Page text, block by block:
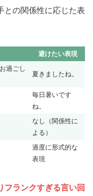
との関係性に応じた表
避けたい表現
過ごし
夏きましたね。
毎日暑いです
ね。
なし（関係性に
よる）
過度に形式的な
表現
フランクすぎる言い回